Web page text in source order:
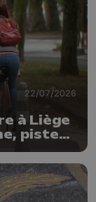
22/07/2026
à Liège
pistes